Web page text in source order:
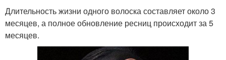
Длительность жизни одного волоска составляет около 3
месяцев, а полное обновление ресниц происходит за 5
месяцев.